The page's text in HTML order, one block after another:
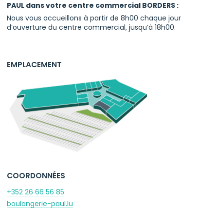
COORDONNÉES
+352 26 66 56 85
boulangerie-paul.lu
PAUL dans votre centre commercial BORDERS :
Nous vous accueillons à partir de 8h00 chaque jour
d’ouverture du centre commercial, jusqu’à 18h00.
EMPLACEMENT